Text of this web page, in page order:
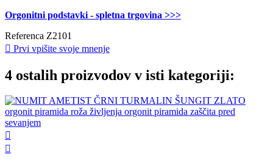
Orgonitni podstavki - spletna trgovina >>>
Referenca Z2101
 Prvi vpišite svoje mnenje
4 ostalih proizvodov v isti kategoriji:

